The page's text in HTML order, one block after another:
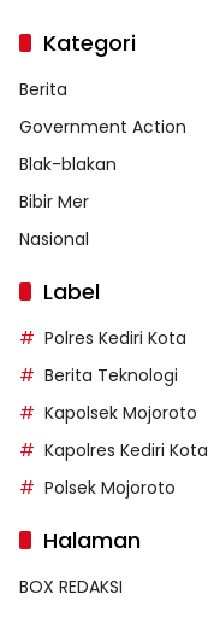
Kategori
Berita
Government Action
Blak-blakan
Bibir Mer
Nasional
Label
Polres Kediri Kota
Berita Teknologi
Kapolsek Mojoroto
Kapolres Kediri Kota
Polsek Mojoroto
Halaman
BOX REDAKSI